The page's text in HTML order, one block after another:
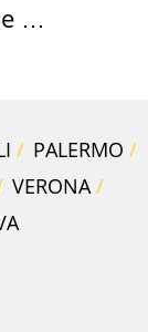
i
PALERMO
VERONA